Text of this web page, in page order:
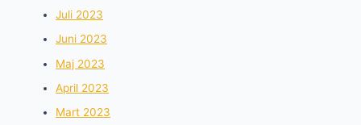
Juli 2023
Juni 2023
Maj 2023
April 2023
Mart 2023